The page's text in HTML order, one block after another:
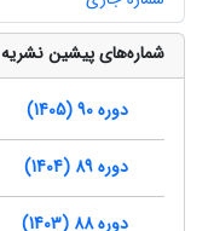
شماره‌های پیشین نشریه
دوره 90 (1405)
دوره 89 (1404)
دوره 88 (1403)